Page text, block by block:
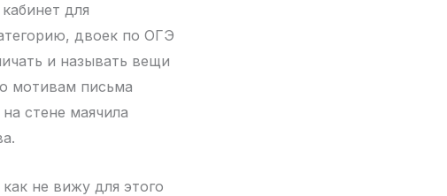
для
двоек по ОГЭ
и называть вещи
мотивам письма
стене маячила
не вижу для этого